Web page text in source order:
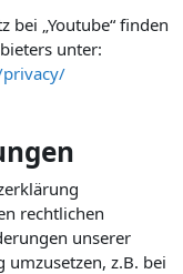
„Youtube“ finden
unter:
rechtlichen
unserer
z.B. bei